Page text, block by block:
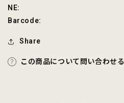
減
す
NE:
Barcode:
Share
この商品について問い合わせる